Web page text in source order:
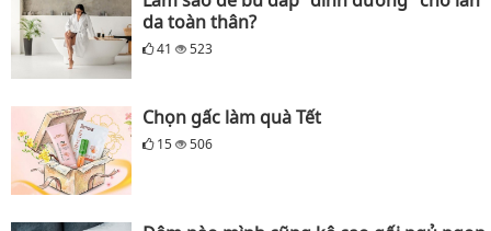
da toàn thân?
41 523
Chọn gấc làm quà Tết
15 506